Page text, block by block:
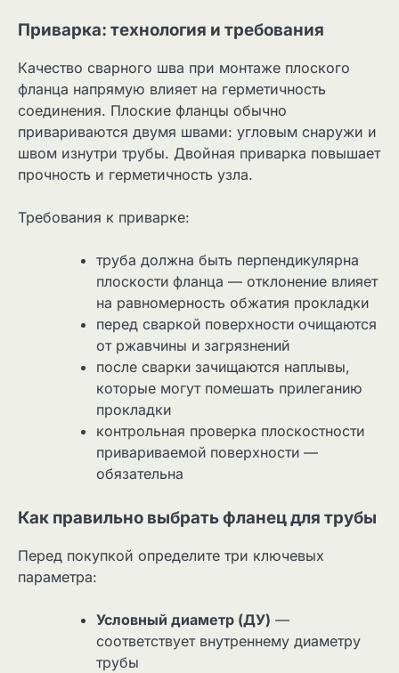
Приварка: технология и требования
Качество сварного шва при монтаже плоского
фланца напрямую влияет на герметичность
соединения. Плоские фланцы обычно
привариваются двумя швами: угловым снаружи и
швом изнутри трубы. Двойная приварка повышает
прочность и герметичность узла.
Требования к приварке:
труба должна быть перпендикулярна
плоскости фланца — отклонение влияет
на равномерность обжатия прокладки
перед сваркой поверхности очищаются
от ржавчины и загрязнений
после сварки зачищаются наплывы,
которые могут помешать прилеганию
прокладки
контрольная проверка плоскостности
привариваемой поверхности —
обязательна
Как правильно выбрать фланец для трубы
Перед покупкой определите три ключевых
параметра:
Условный диаметр (ДУ) —
соответствует внутреннему диаметру
трубы